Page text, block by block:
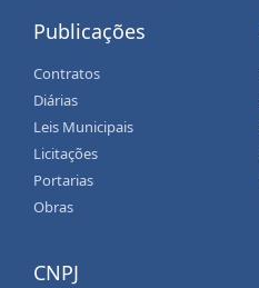
Publicações
Contratos
Diárias
Leis Municipais
Licitações
Portarias
Obras
CNPJ